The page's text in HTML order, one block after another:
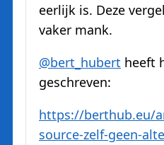
eerlijk is. Deze
vaker mank.
@bert_hubert heeft
geschreven:
https://berthub.eu/
source-zelf-geen-